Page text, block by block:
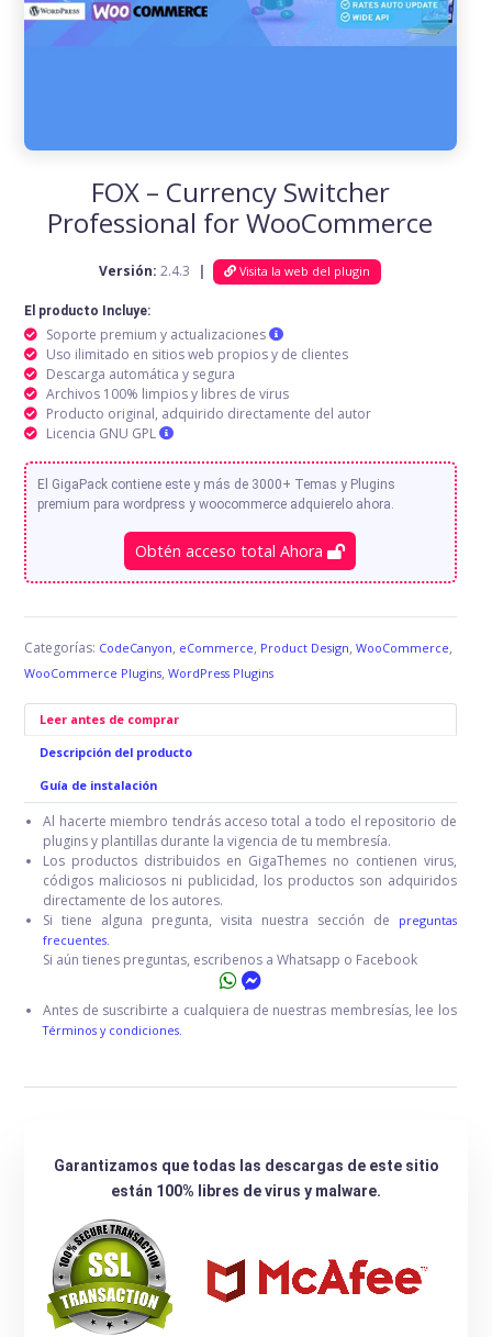
FOX – Currency Switcher
Professional for WooCommerce
Versión:2.4.3 | Visita la web del plugin
El producto Incluye:
Soporte premium y actualizaciones
Uso ilimitado en sitios web propios y de clientes
Descarga automática y segura
Archivos 100% limpios y libres de virus
Producto original, adquirido directamente del autor
Licencia GNU GPL
El GigaPack contiene este y más de 3000+ Temas y Plugins
premium para wordpress y woocommerce adquierelo ahora.
Obtén acceso total Ahora
Categorías: CodeCanyon, eCommerce, Product Design,WooCommerce,
WooCommerce Plugins,WordPress Plugins
Leer antes de comprar
Descripción del producto
Guía de instalación
Al hacerte miembro tendrás acceso total a todo el repositorio de
plugins y plantillas durante la vigencia de tu membresía.
Los productos distribuidos en GigaThemes no contienen virus,
códigos maliciosos ni publicidad, los productos son adquiridos
directamente de los autores.
Si tiene alguna pregunta, visita nuestra sección de
preguntas
frecuentes.
Si aún tienes preguntas, escribenos a Whatsapp o Facebook
Antes de suscribirte a cualquiera de nuestras membresías, lee los
Términos y condiciones.
Garantizamos que todas las descargas de este sitio
están 100% libres de virus y malware.